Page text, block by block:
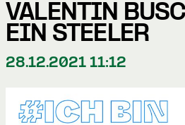
VALENTIN
EIN STEELER
28.12.2021 11:12